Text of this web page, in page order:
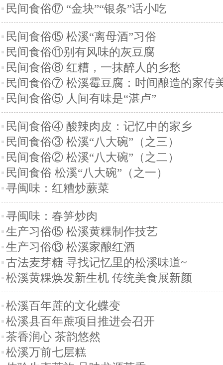
民间食俗⑰ “金块”“银条”话小吃
民间食俗⑮ 松溪“离母酒”习俗
民间食俗⑪别有风味的灰豆腐
民间食俗⑧ 红糟，一抹醉人的乡愁
民间食俗⑦ 松溪霉豆腐：时间酿造的家传
民间食俗⑤ 人间有味是“湛卢”
民间食俗④ 酸辣肉皮：记忆中的家乡
民间食俗③ 松溪“八大碗”（之三）
民间食俗② 松溪“八大碗”（之二）
民间食俗 松溪“八大碗”（之一）
寻闽味：红糟炒蕨菜
寻闽味：春笋炒肉
生产习俗⑮ 松溪黄粿制作技艺
生产习俗⑬ 松溪家酿红酒
古法麦芽糖 寻找记忆里的松溪味道~
松溪黄粿焕发新生机 传统美食展新颜
松溪百年蔗的文化蝶变
松溪县百年蔗项目推进会召开
茶香润心 茶韵悠然
松溪万前七层糕